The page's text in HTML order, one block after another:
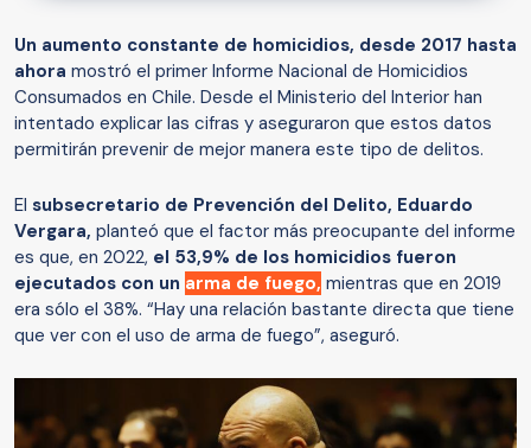
Un aumento constante de homicidios, desde 2017 hasta
ahora mostró el primer Informe Nacional de Homicidios
Consumados en Chile. Desde el Ministerio del Interior han
intentado explicar las cifras y aseguraron que estos datos
permitirán prevenir de mejor manera este tipo de delitos.
El subsecretario de Prevención del Delito, Eduardo
Vergara, planteó que el factor más preocupante del informe
es que, en 2022, el 53,9% de los homicidios fueron
ejecutados con un arma de fuego, mientras que en 2019
era sólo el 38%. “Hay una relación bastante directa que tiene
que ver con el uso de arma de fuego”, aseguró.